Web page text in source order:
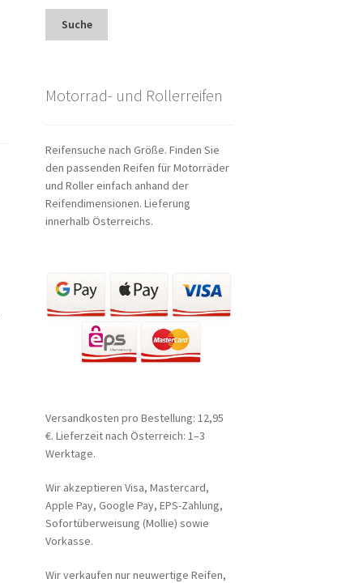
Suche
Motorrad- und Rollerreifen
Reifensuche nach Größe. Finden Sie
den passenden Reifen für Motorräder
und Roller einfach anhand der
Reifendimensionen. Lieferung
innerhalb Österreichs.
Versandkosten pro Bestellung: 12,95
€. Lieferzeit nach Österreich: 1–3
Werktage.
Wir akzeptieren Visa, Mastercard,
Apple Pay, Google Pay, EPS-Zahlung,
Sofortüberweisung (Mollie) sowie
Vorkasse.
Wir verkaufen nur neuwertige Reifen,